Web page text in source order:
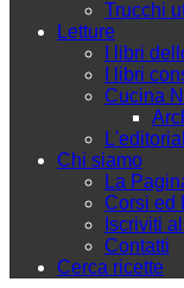
Trucchi
Letture
I libri
I libri
Cucina
Chi siamo
La
Corsi ed
Iscriviti
Contatti
Cerca ricette